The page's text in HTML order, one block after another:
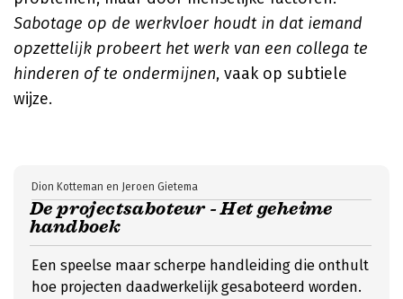
Sabotage op de werkvloer houdt in dat iemand
opzettelijk probeert het werk van een collega te
hinderen of te ondermijnen, vaak op subtiele
wijze.
De projectsaboteur - Het geheime
handboek
Dion Kotteman en Jeroen Gietema
Een speelse maar scherpe handleiding die onthult
hoe projecten daadwerkelijk gesaboteerd worden.